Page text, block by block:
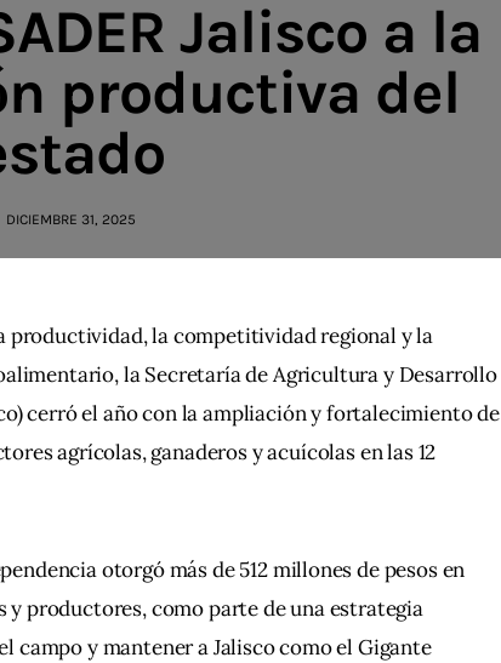
Jalisco a la
productiva del
DICIEMBRE 31, 2025
productividad, la competitividad regional y la
la Secretaría de Agricultura y Desarrollo
cerró el año con la ampliación y fortalecimiento de
agrícolas, ganaderos y acuícolas en las 12
otorgó más de 512 millones de pesos en
productores, como parte de una estrategia
campo y mantener a Jalisco como el Gigante